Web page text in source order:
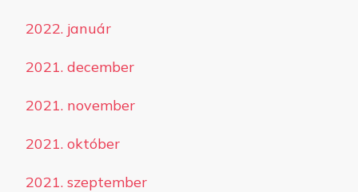
2022. január
2021. december
2021. november
2021. október
2021. szeptember